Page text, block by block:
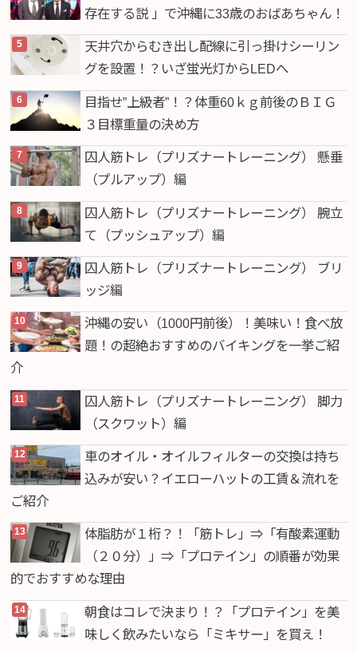
存在する説 」で沖縄に33歳のおばあちゃん！
天井穴からむき出し配線に引っ掛けシーリン
グを設置！？いざ蛍光灯からLEDへ
目指せ”上級者”！？体重60ｋｇ前後のＢＩＧ
３目標重量の決め方
囚人筋トレ（プリズナートレーニング） 懸垂
（プルアップ）編
囚人筋トレ（プリズナートレーニング） 腕立
て（プッシュアップ）編
囚人筋トレ（プリズナートレーニング） ブリ
ッジ編
沖縄の安い（1000円前後）！美味い！食べ放
題！の超絶おすすめのバイキングを一挙ご紹
介
囚人筋トレ（プリズナートレーニング） 脚力
（スクワット）編
車のオイル・オイルフィルターの交換は持ち
込みが安い？イエローハットの工賃＆流れを
ご紹介
体脂肪が１桁？！「筋トレ」⇒「有酸素運動
（２０分）」⇒「プロテイン」の順番が効果
的でおすすめな理由
朝食はコレで決まり！？「プロテイン」を美
味しく飲みたいなら「ミキサー」を買え！